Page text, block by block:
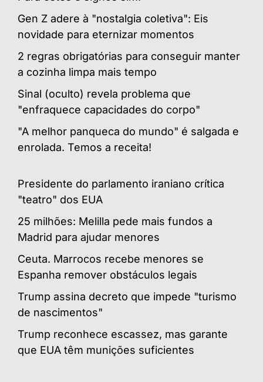
Gen Z adere à "nostalgia coletiva": Eis
novidade para eternizar momentos
2 regras obrigatórias para conseguir manter
a cozinha limpa mais tempo
Sinal (oculto) revela problema que
"enfraquece capacidades do corpo"
"A melhor panqueca do mundo" é salgada e
enrolada. Temos a receita!
Presidente do parlamento iraniano crítica
"teatro" dos EUA
25 milhões: Melilla pede mais fundos a
Madrid para ajudar menores
Ceuta. Marrocos recebe menores se
Espanha remover obstáculos legais
Trump assina decreto que impede "turismo
de nascimentos"
Trump reconhece escassez, mas garante
que EUA têm munições suficientes